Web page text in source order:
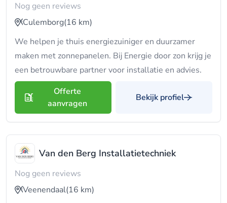
Nog geen reviews
Culemborg(16 km)
We helpen je thuis energiezuiniger en duurzamer
maken met zonnepanelen. Bij Energie door zon krijg je
een betrouwbare partner voor installatie en advies.
Offerte
aanvragen
Bekijk profiel
Van den Berg Installatietechniek
Nog geen reviews
Veenendaal(16 km)